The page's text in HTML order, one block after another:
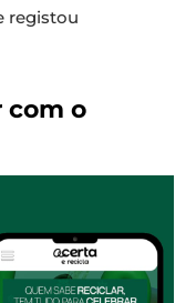
registou
com o